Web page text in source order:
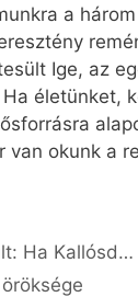
a
Ige, az
életünket,
van okunk a
Ha Kallósd…